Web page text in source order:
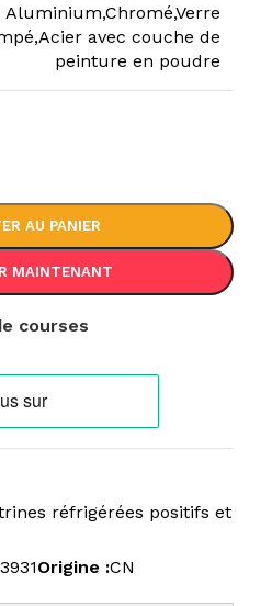
Aluminium,Chromé,Verre
avec couche de
peinture en poudre
AU PANIER
MAINTENANT
courses
réfrigérées positifs et
Origine :CN